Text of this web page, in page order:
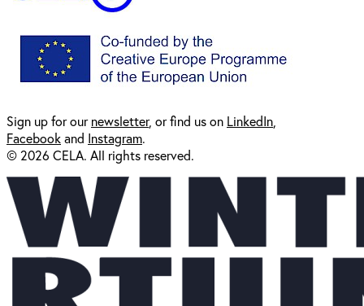
Sign up for ournewsletter, or find us on LinkedIn
Facebookand Instagram.
© 2026 CELA. All rights reserved.